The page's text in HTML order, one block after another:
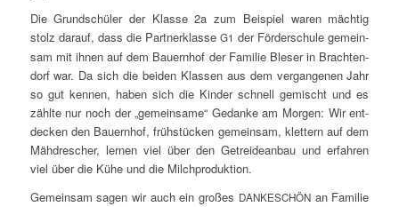
Die Grund­schü­ler der Klas­se 2a zum Bei­spiel waren mäch­tig
stolz dar­auf, dass die Part­ner­klas­seG1 der För­der­schu­le gemein­
sam mit ihnen auf dem Bau­ern­hof der Fami­lie Ble­ser in Bracht­en­
dorf war. Da sich die bei­den Klas­sen aus dem ver­gan­ge­nen Jahr
so gut ken­nen, haben sich die Kin­der schnell gemischt und es
zähl­te nur noch der „gemein­sa­me“ Gedan­ke am Mor­gen: Wir ent­
de­cken den Bau­ern­hof, früh­stü­cken gemein­sam, klet­tern auf dem
Mäh­dre­scher, ler­nen viel über den Getrei­de­an­bau und erfah­ren
viel über die Kühe und die Milchproduktion.
Gemein­sam sagen wir auch ein gro­ßes DANKESCHÖNan Fami­lie